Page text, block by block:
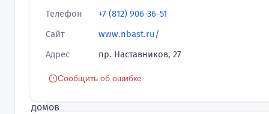
услуги
квартир
домов
Телефон
+7 (812) 906-36-51
Сайт
www.nbast.ru/
Адрес
пр. Наставников, 27
Сообщить об ошибке